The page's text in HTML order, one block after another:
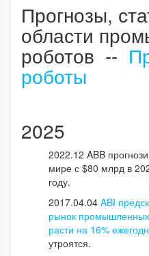
Прогнозы,
области
роботов --
роботы
2025
2022.12 ABB
мире с $80 млрд в
году.
2017.04.04 ABI
рынок
расти на 16%
утроятся.